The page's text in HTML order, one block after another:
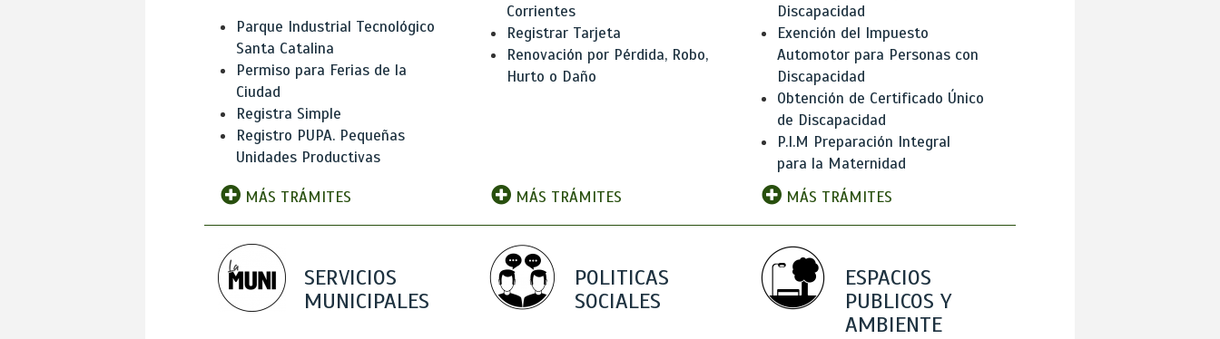
Parque Industrial Tecnológico
Santa Catalina
Permiso para Ferias de la
Ciudad
Registra Simple
Registro PUPA. Pequeñas
Unidades Productivas
MÁS TRÁMITES
Corrientes
Registrar Tarjeta
Renovación por Pérdida, Robo,
Hurto o Daño
MÁS TRÁMITES
Discapacidad
Exención del Impuesto
Automotor para Personas con
Discapacidad
Obtención de Certificado Único
de Discapacidad
P.I.M Preparación Integral
para la Maternidad
MÁS TRÁMITES
SERVICIOS
MUNICIPALES
POLITICAS
SOCIALES
ESPACIOS
PUBLICOS Y
AMBIENTE